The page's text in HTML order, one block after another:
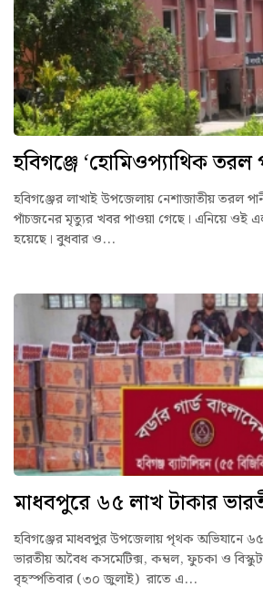
হবিগঞ্জে ‘হোমিওপ্যাথিক তরল
হবিগঞ্জের লাখাই উপজেলায় নেশাজাতীয় তরল
পাঁচজনের মৃত্যুর খবর পাওয়া গেছে। এনিয়ে ওই
হয়েছে। বুধবার ও...
মাধবপুরে ৬৫ লাখ টাকার
হবিগঞ্জের মাধবপুর উপজেলায় পৃথক অভিযানে
ভারতীয় অবৈধ কসমেটিক্স, কম্বল, ফুচকা ও
বৃহস্পতিবার (৩০ জুলাই) রাতে এ...